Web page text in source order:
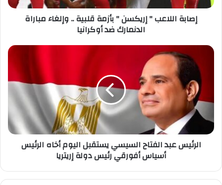
وإلغاء
الدنمارك
أوكرانيا
إصابة اللاعب " إريكسن " بأزمة قلبية .. وإلغاء مباراة
الدنمارك ضد أوكرانيا
الرئيس
الفتاح
السيسي
يستقبل
اليوم
الرئيس
أسياس
أفورقي
إريتريا
الرئيس عبد الفتاح السيسي يستقبل اليوم أخاه الرئيس
أسياس أفورقي رئيس دولة إريتريا